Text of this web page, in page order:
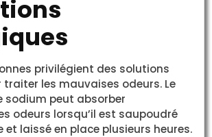
privilégient des solutions
les mauvaises odeurs. Le
sodium peut absorber
odeurs lorsqu’il est saupoudré
et laissé en place plusieurs heures.